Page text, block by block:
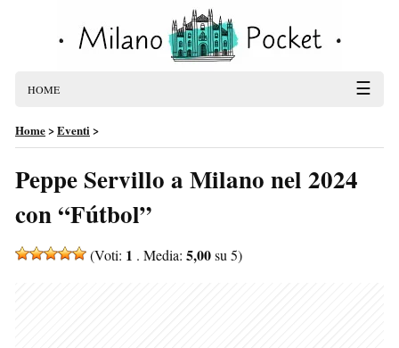
HOME ☰
Home>Eventi>
Peppe Servillo a Milano nel 2024
con “Fútbol”
(Voti: 1 . Media: 5,00su 5)